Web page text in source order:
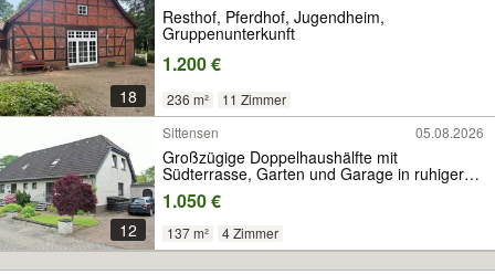
18
Resthof, Pferdhof, Jugendheim,
Gruppenunterkunft
1.200 €
236 m² 11 Zimmer
12
Sittensen 05.08.2026
Großzügige Doppelhaushälfte mit
Südterrasse, Garten und Garage in ruhiger
Lage
1.050 €
137 m² 4 Zimmer